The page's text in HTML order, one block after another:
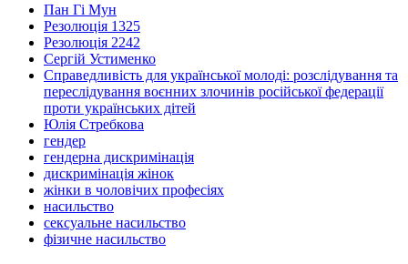
Пан Гі Мун
Резолюція 1325
Резолюція 2242
Сергій Устименко
Справедливість для української молоді: розслідування та
переслідування воєнних злочинів російської федерації
проти українських дітей
Юлія Стребкова
гендер
гендерна дискримінація
дискримінація жінок
жінки в чоловічих професіях
насильство
сексуальне насильство
фізичне насильство